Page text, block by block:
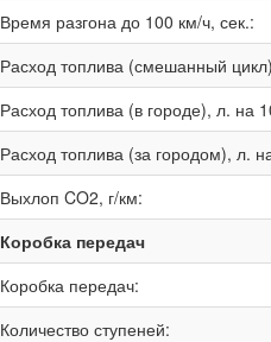
Время разгона до 100 км/ч, сек.:
Расход топлива (смешанный
Расход топлива (в городе), л. на
Расход топлива (за городом), л.
Выхлоп CO2, г/км:
Коробка передач
Коробка передач:
Количество ступеней: